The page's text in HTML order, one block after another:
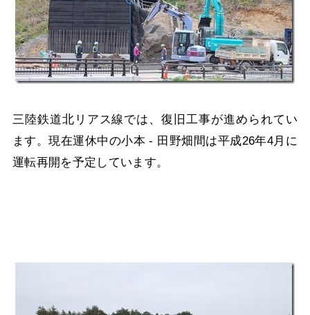
三陸鉄道北リアス線では、復旧工事が進められてい
ます。現在運休中の小本 - 田野畑間は平成26年4月に
運転再開を予定しています。